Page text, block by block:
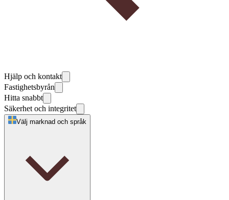
Hjälp och kontakt
Fastighetsbyrån
Hitta snabbt
Säkerhet och integritet
Välj marknad och språk